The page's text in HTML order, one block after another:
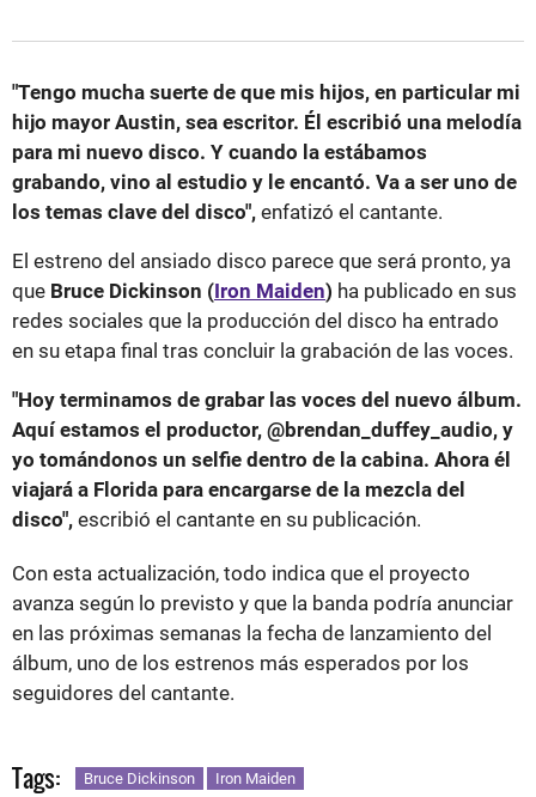
"Tengo mucha suerte de que mis hijos, en particular mi
hijo mayor Austin, sea escritor. Él escribió una melodía
para mi nuevo disco. Y cuando la estábamos
grabando, vino al estudio y le encantó. Va a ser uno de
los temas clave del disco", enfatizó el cantante.
El estreno del ansiado disco parece que será pronto, ya
que Bruce Dickinson (Iron Maiden) ha publicado en sus
redes sociales que la producción del disco ha entrado
en su etapa final tras concluir la grabación de las voces.
"Hoy terminamos de grabar las voces del nuevo álbum.
Aquí estamos el productor, @brendan_duffey_audio, y
yo tomándonos un selfie dentro de la cabina. Ahora él
viajará a Florida para encargarse de la mezcla del
disco", escribió el cantante en su publicación.
Con esta actualización, todo indica que el proyecto
avanza según lo previsto y que la banda podría anunciar
en las próximas semanas la fecha de lanzamiento del
álbum, uno de los estrenos más esperados por los
seguidores del cantante.
Tags: Bruce Dickinson Iron Maiden